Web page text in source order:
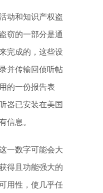
动和知识产权盗
窃的一部分是通
完成的，这些设
并传输回侦听帖
的一份报告表
器已安装在美国
信息。
一数字可能会大
得且功能强大的
用性，使几乎任